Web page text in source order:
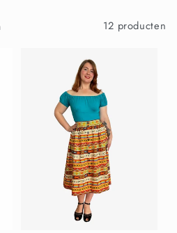
12 producten